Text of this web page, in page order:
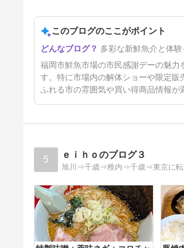
福岡市鮮魚市場 市民感謝デー
くじら三点盛
81日前
このブログのここがポイント
多彩な新鮮魚介と体
福岡市鮮魚市場の市民感謝デーの魅
す。特に市場内の解体ショーや限定
ふれる市の雰囲気や買い得商品情報が
5 ｅｉｈｏのブログ３
旭川⇒千歳⇒稚内⇒千歳⇒東京に転